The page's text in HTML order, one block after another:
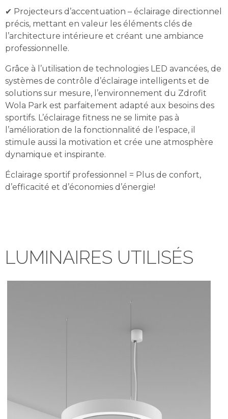
✔ Projecteurs d’accentuation – éclairage directionnel
précis, mettant en valeur les éléments clés de
l’architecture intérieure et créant une ambiance
professionnelle.
Grâce à l’utilisation de technologies LED avancées, de
systèmes de contrôle d’éclairage intelligents et de
solutions sur mesure, l’environnement du Zdrofit
Wola Park est parfaitement adapté aux besoins des
sportifs. L’éclairage fitness ne se limite pas à
l’amélioration de la fonctionnalité de l’espace, il
stimule aussi la motivation et crée une atmosphère
dynamique et inspirante.
Éclairage sportif professionnel = Plus de confort,
d’efficacité et d’économies d’énergie!
LUMINAIRES UTILISÉS